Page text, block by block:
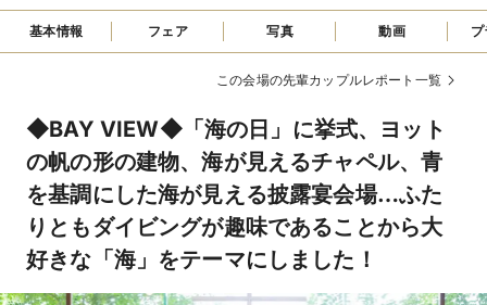
基本情報 フェア 写真 動画
この会場の先輩カップルレポート一覧
◆BAY VIEW◆「海の日」に挙式、ヨット
の帆の形の建物、海が見えるチャペル、青
を基調にした海が見える披露宴会場…ふた
りともダイビングが趣味であることから大
好きな「海」をテーマにしました！